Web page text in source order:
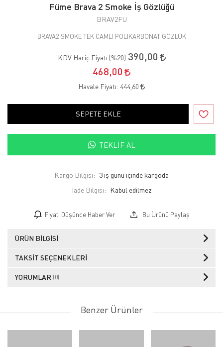
Füme Brava 2 Smoke İş Gözlüğü
BRAV2FU
BRAVA2 SMOKE TEK CAMLI POLIKARBONAT GÖZLÜK
KDV Hariç Fiyatı (%20):390,00
468,00
Havale Fiyatı: 444,60
SEPETE EKLE
TEKLIF AL
Kargo Bilgisi: 3 iş günü içinde kargoda
İade Bilgisi:
Fiyatı Düşünce Haber Ver Bu Ürünü Paylaş
ÜRÜN BILGISI
TAKSIT SEÇENEKLERI
YORUMLAR (0)
Benzer Ürünler